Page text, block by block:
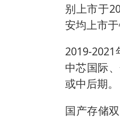
别上市于
安均上市于
2019-
中芯国际
或中后期。
国产存储